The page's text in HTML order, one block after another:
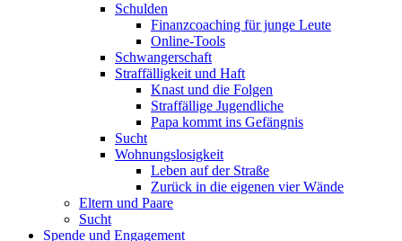
Schulden
Finanzcoaching für junge Leute
Online-Tools
Schwangerschaft
Straffälligkeit und Haft
Knast und die Folgen
Straffällige Jugendliche
Papa kommt ins Gefängnis
Sucht
Wohnungslosigkeit
Leben auf der Straße
Zurück in die eigenen vier Wände
Eltern und Paare
Sucht
Spende und Engagement